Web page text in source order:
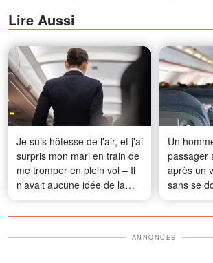
Lire Aussi
Je suis hôtesse de l'air, et j'ai
surpris mon mari en train de
me tromper en plein vol – Il
n'avait aucune idée de la
vengeance que j'avais
prévue
Un
passager
après un
sans se
vie
ANNONCES